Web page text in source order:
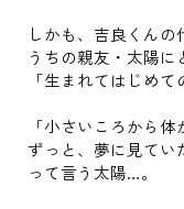
しかも、吉良くん
うちの親友・太陽に
「生まれてはじめ
「小さいころから
ずっと、夢に見てい
って言う太陽…。